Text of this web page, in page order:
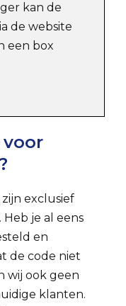
kan de
de website
een box
voor
exclusief
je al eens
en
de code niet
wij ook geen
klanten.